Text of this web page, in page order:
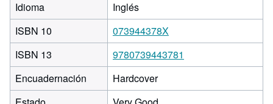
Idioma
Inglés
ISBN 10
073944378X
ISBN 13
9780739443781
Encuadernación
Hardcover